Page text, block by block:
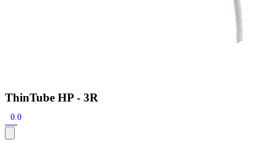
ThinTube HP - 3R
0.0